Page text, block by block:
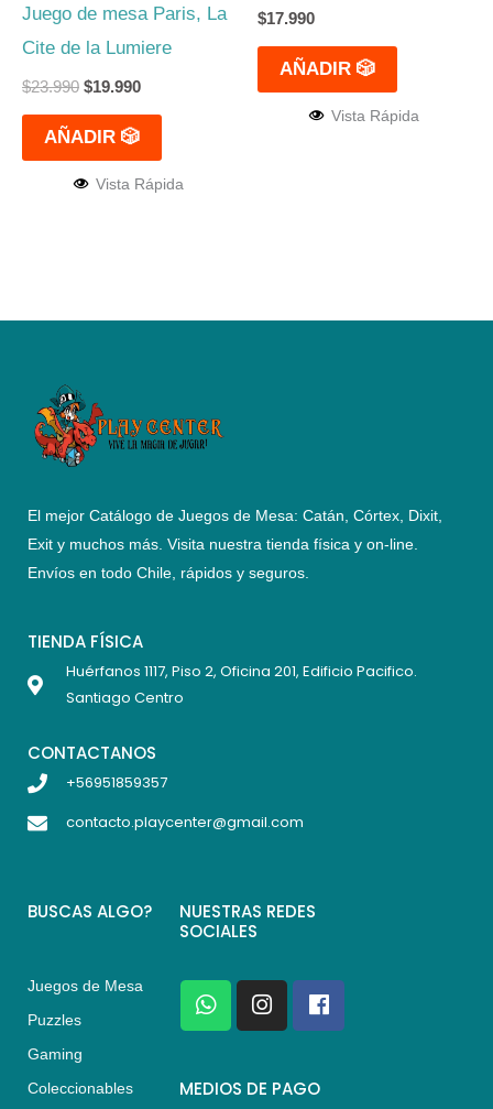
Juego de mesa Paris, La
Cite de la Lumiere
$23.990
$23.990.
$19.990
$19.990.
AÑADIR 🎲
Vista Rápida
$17.990
AÑADIR 🎲
Vista Rápida
El mejor Catálogo de Juegos de Mesa: Catán, Córtex, Dixit,
Exit y muchos más. Visita nuestra tienda física y on-line.
Envíos en todo Chile, rápidos y seguros
TIENDA FÍSICA
Huérfanos 1117, Piso 2, Oficina 201, Edificio Pacifico.
Santiago Centro
CONTACTANOS
+56951859357
contacto.playcenter@gmail.com
BUSCAS ALGO?
Juegos de Mesa
Puzzles
Gaming
Coleccionables
NUESTRAS REDES
SOCIALES
W
h
a
s
I
n
s
a
F
a
c
b
MEDIOS DE PAGO